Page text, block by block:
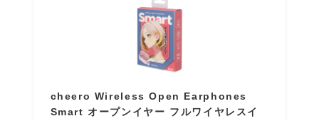
cheero Wireless Open Earphones
Smart オープンイヤー フルワイヤレスイ